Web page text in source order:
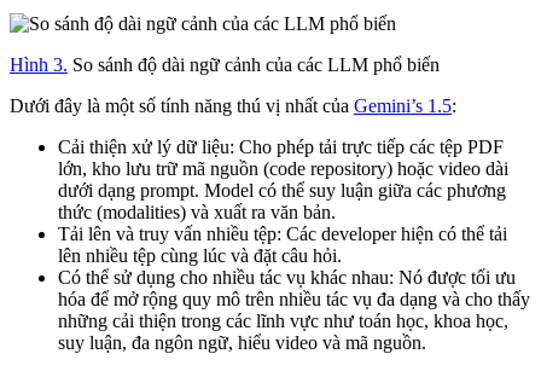
Hình 3. So sánh độ dài ngữ cảnh của các LLM phổ biến
Dưới đây là một số tính năng thú vị nhất của Gemini’s 1.5:
Cải thiện xử lý dữ liệu: Cho phép tải trực tiếp các tệp PDF
lớn, kho lưu trữ mã nguồn (code repository) hoặc video dài
dưới dạng prompt. Model có thể suy luận giữa các phương
thức (modalities) và xuất ra văn bản.
Tải lên và truy vấn nhiều tệp: Các developer hiện có thể tải
lên nhiều tệp cùng lúc và đặt câu hỏi.
Có thể sử dụng cho nhiều tác vụ khác nhau: Nó được tối ưu
hóa để mở rộng quy mô trên nhiều tác vụ đa dạng và cho thấy
những cải thiện trong các lĩnh vực như toán học, khoa học,
suy luận, đa ngôn ngữ, hiểu video và mã nguồn.